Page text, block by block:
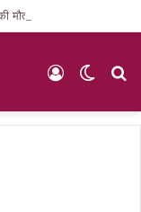
मौत, पसरा मातम
Switch
Log